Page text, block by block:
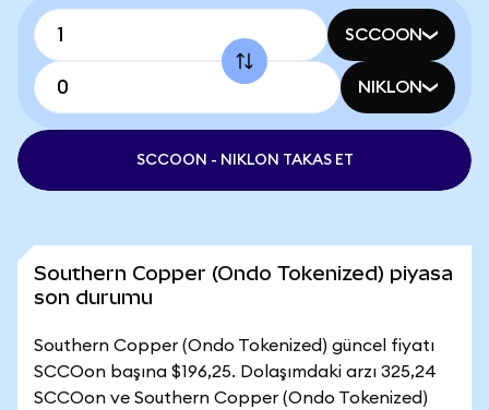
SCCOON
NIKLON
SCCOON - NIKLON TAKAS ET
Southern Copper (Ondo Tokenized) piyasa
son durumu
Southern Copper (Ondo Tokenized) güncel fiyatı
SCCOon başına $196,25. Dolaşımdaki arzı 325,24
SCCOon ve Southern Copper (Ondo Tokenized)